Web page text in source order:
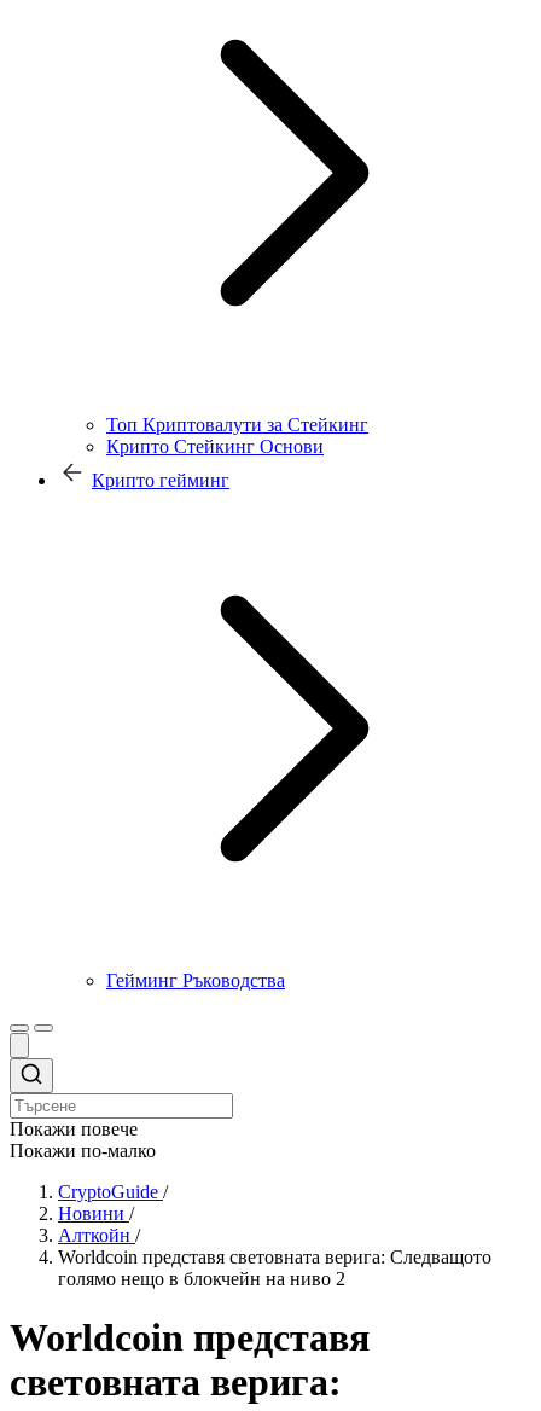
Топ Криптовалути за Стейкинг
Крипто Стейкинг Основи
Крипто гейминг
Гейминг Ръководства
Покажи повече
Покажи по-малко
CryptoGuide /
Новини /
Алткойн /
Worldcoin представя световната верига: Следващото
голямо нещо в блокчейн на ниво 2
Worldcoin представя
световната верига: